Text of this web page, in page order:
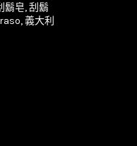
鬍皂, 刮鬍
義大利